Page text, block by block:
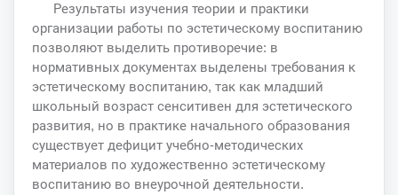
Результаты изучения теории и практики
организации работы по эстетическому воспитанию
позволяют выделить противоречие: в
нормативных документах выделены требования к
эстетическому воспитанию, так как младший
школьный возраст сенситивен для эстетического
развития, но в практике начального образования
существует дефицит учебно-методических
материалов по художественно эстетическому
воспитанию во внеурочной деятельности.